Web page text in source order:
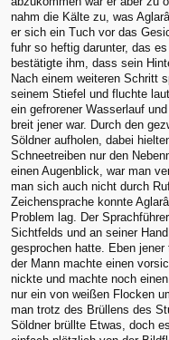
nahm die Kälte zu, was
er sich ein Tuch vor das
fuhr so heftig darunter, das
bestätigte ihm, dass sein
Nach einem weiteren Schritt
seinem Stiefel und fluchte
ein gefrorener Wasserlauf
breit jener war. Durch den
Söldner aufholen, dabei
Schneetreiben nur den
einen Augenblick, war man
man sich auch nicht durch
Zeichensprache konnte
Problem lag. Der
Sichtfelds und an seiner
gesprochen hatte. Eben
der Mann machte einen
nickte und machte noch
nur ein von weißen Flocken
man trotz des Brüllens des
Söldner brüllte Etwas, doch